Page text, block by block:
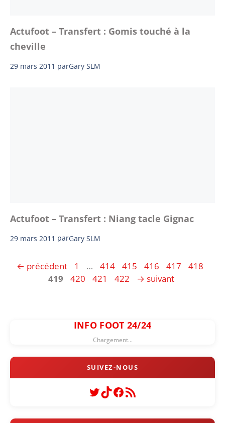
Actufoot – Transfert : Gomis touché à la
cheville
29 mars 2011 parGary SLM
Actufoot – Transfert : Niang tacle Gignac
29 mars 2011 parGary SLM
← précédent Page
1 … Page
414 Page
415 Page
416 Page
417 Page
418
419
Page
420 Page
421 Page
422 → suivant
INFO FOOT 24/24
Chargement...
Twitter
TikTok
Facebook
Flux RSS